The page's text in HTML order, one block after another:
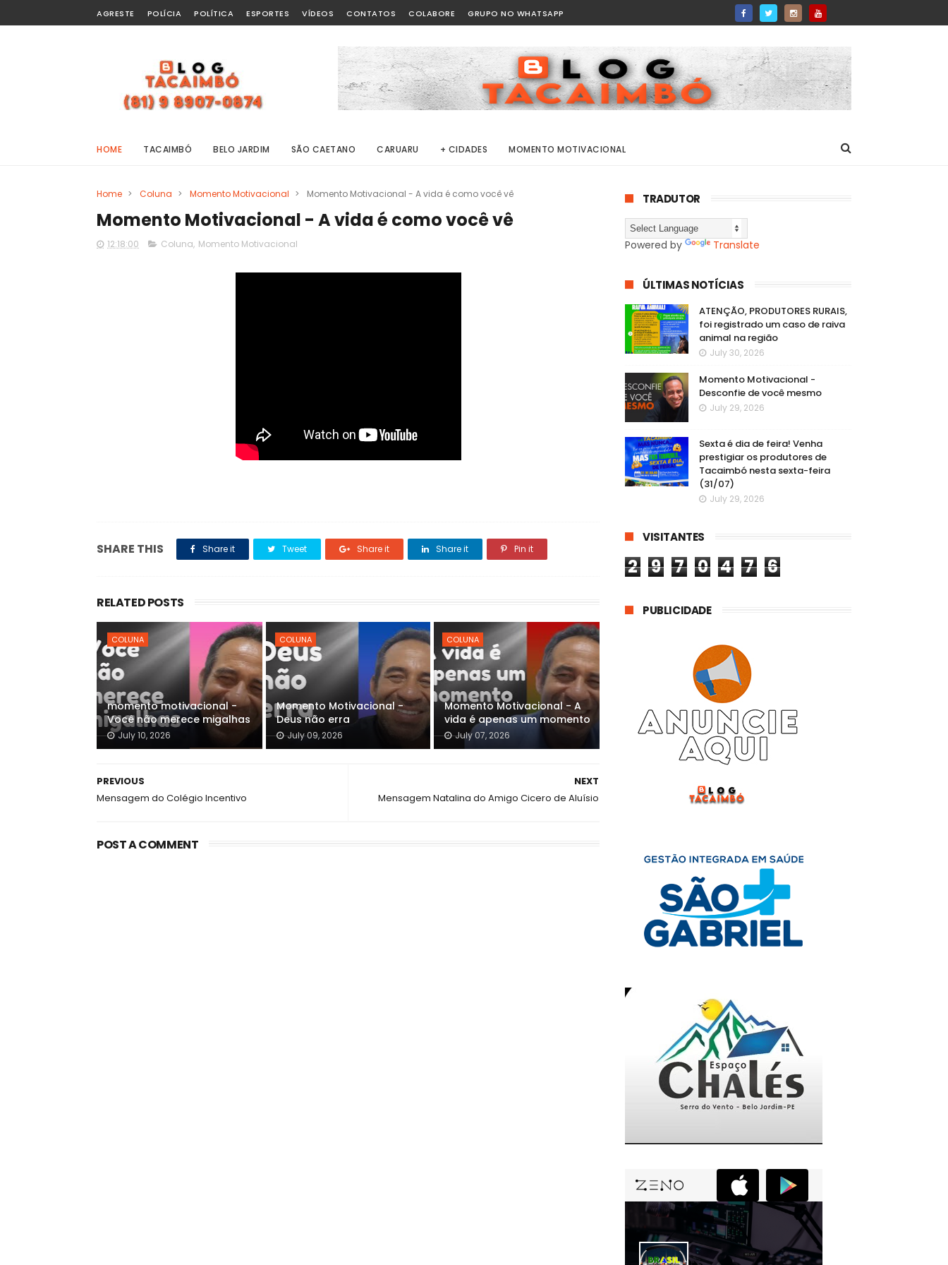
AGRESTE POLÍCIA POLÍTICA ESPORTES VÍDEOS CONTATOS COLABORE GRUPO NO WHATSAPP
HOME TACAIMBÓ BELO JARDIM SÃO CAETANO CARUARU + CIDADES MOMENTO MOTIVACIONAL
Home > Coluna > Momento Motivacional > Momento Motivacional - A vida é como você vê
Momento Motivacional - A vida é como você vê
12:18:00 Coluna, Momento Motivacional
SHARE THIS Share it Tweet Share it Share it Pin it
RELATED POSTS
COLUNA
momento motivacional -
Você não merece migalhas
July 10, 2026
COLUNA
Momento Motivacional -
Deus não erra
July 09, 2026
COLUNA
Momento Motivacional - A
vida é apenas um momento
July 07, 2026
NEXT
Mensagem Natalina do Amigo Cicero de Aluísio
PREVIOUS
Mensagem do Colégio Incentivo
POST A COMMENT
TRADUTOR
Powered by Translate
ÚLTIMAS NOTÍCIAS
ATENÇÃO, PRODUTORES RURAIS,
foi registrado um caso de raiva
animal na região
July 30, 2026
Momento Motivacional -
Desconfie de você mesmo
July 29, 2026
Sexta é dia de feira! Venha
prestigiar os produtores de
Tacaimbó nesta sexta-feira
(31/07)
July 29, 2026
VISITANTES
2 9 7 0 4 7 6
PUBLICIDADE